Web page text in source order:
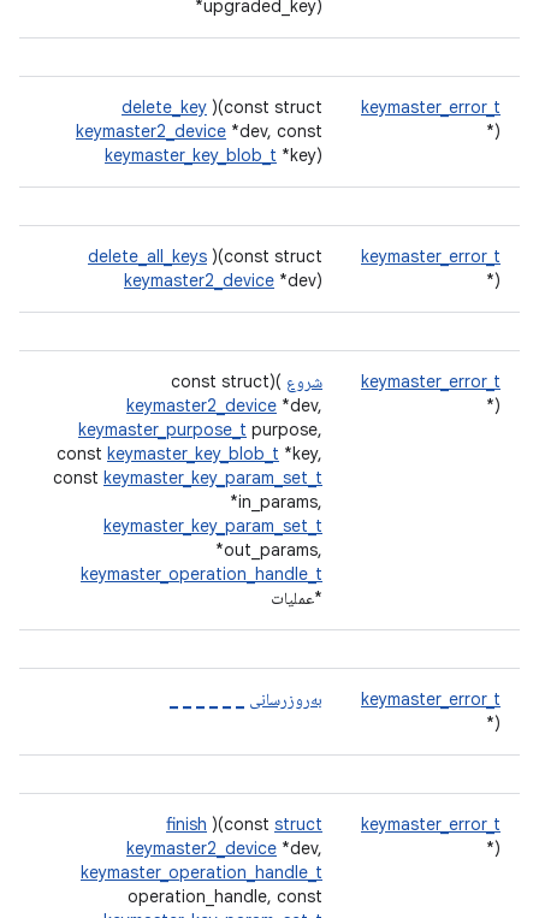
*upgraded_key)
keymaster_error_t
(*
delete_key )(const struct
keymaster2_device *dev, const
keymaster_key_blob_t *key)
keymaster_error_t
(*
delete_all_keys )(const struct
keymaster2_device *dev)
keymaster_error_t
(*
شروع )(const struct
keymaster2_device *dev,
keymaster_purpose_t purpose,
const keymaster_key_blob_t *key,
const keymaster_key_param_set_t
*in_params,
keymaster_key_param_set_t
*out_params,
keymaster_operation_handle_t
*عملیات
keymaster_error_t
(*
به‌روزرسانی
keymaster_error_t
(*
finish )(const struct
keymaster2_device *dev,
keymaster_operation_handle_t
operation_handle, const